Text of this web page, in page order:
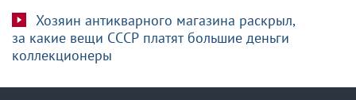
Хозяин антикварного магазина раскрыл,
за какие вещи СССР платят большие деньги
коллекционеры